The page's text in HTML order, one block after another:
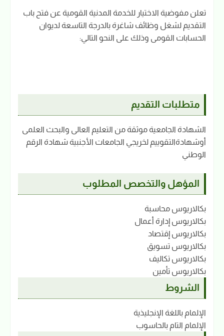
تعلن مفوضية الاختيار للخدمة المدنية القومية عن فتح باب
التقديم لشغل وظائف شاغرة بالدرجة التاسعة لديوان
الحسابات القومى وذلك على النحو التالي:
متطلبات التقديم
الشهادة الجامعية موثقة من التعليم العالى والبحث العلمى
أوشهادةالتقوييم لخريجي الجامعات الأجنبية شهادة الرقم
الوطني
المؤهل والتخصص المطلوب
بكالاريوس محاسبة
بكالاريوس إدارة أعمال
بكالاريوس إقتصاد
بكالاريوس تسويق
بكالاريوس تكاليف
بكالاريوس تأمين
الشروط
الإلمام باللغة الإنجليذية
الإلمام التام بالحاسوب